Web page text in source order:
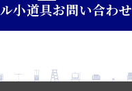
小道具お問い合わせ